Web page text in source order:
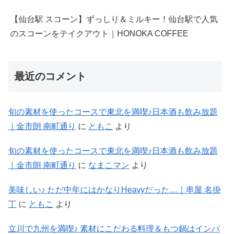
【仙台駅 スコーン】ずっしり＆ミルキー！仙台駅で人気
のスコーンをテイクアウト｜HONOKA COFFEE
最近のコメント
旬の素材を使ったコースで東北を満喫♪日本酒も飲み放題
｜金市朗 南町通り に ともこ より
旬の素材を使ったコースで東北を満喫♪日本酒も飲み放題
｜金市朗 南町通り に なまこマン より
美味しい♪ ただ中年にはかなりHeavyだった…｜串屋 名掛
丁 に ともこ より
立川で九州を満喫♪ 素材にこだわる料理＆もつ鍋はインパ